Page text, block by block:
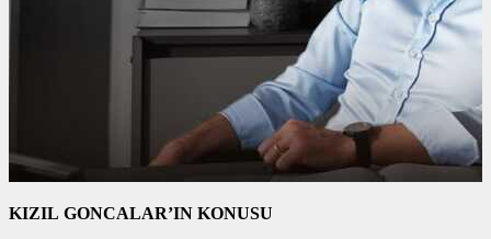
KIZIL GONCALAR’IN KONUSU